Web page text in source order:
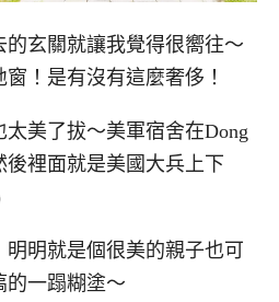
玄關就讓我覺得很嚮往～
！是有沒有這麼奢侈！
美了拔～美軍宿舍在Dong
裡面就是美國大兵上下
明就是個很美的親子也可
的一蹋糊塗～